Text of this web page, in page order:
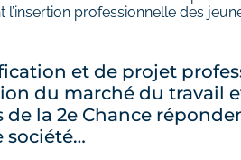
l’insertion professionnelle des
et de projet
du marché du travail
de la 2e Chance
société…